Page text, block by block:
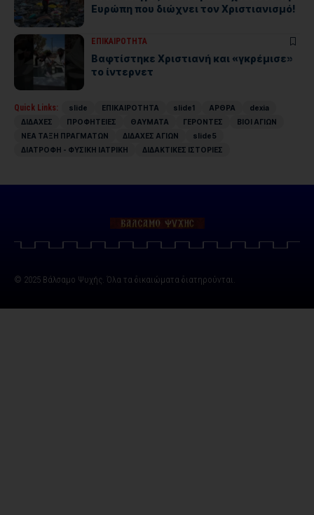
Ευρώπη που διώχνει τον Χριστιανισμό!
ΕΠΙΚΑΙΡΟΤΗΤΑ
Βαφτίστηκε Χριστιανή και «γκρέμισε»
το ίντερνετ
Quick Links: slide ΕΠΙΚΑΙΡΟΤΗΤΑ slide1 ΑΡΘΡΑ
dexia
ΔΙΔΑΧΕΣ
ΠΡΟΦΗΤΕΙΕΣ ΘΑΥΜΑΤΑ ΓΕΡΟΝΤΕΣ
ΒΙΟΙ ΑΓΙΩΝ
ΝΕΑ ΤΑΞΗ ΠΡΑΓΜΑΤΩΝ
ΔΙΔΑΧΕΣ ΑΓΙΩΝ
slide5
ΔΙΑΤΡΟΦΗ - ΦΥΣΙΚΗ ΙΑΤΡΙΚΗ
ΔΙΔΑΚΤΙΚΕΣ ΙΣΤΟΡΙΕΣ
© 2025 Βάλσαμο Ψυχής. Όλα τα δικαιώματα διατηρούνται.